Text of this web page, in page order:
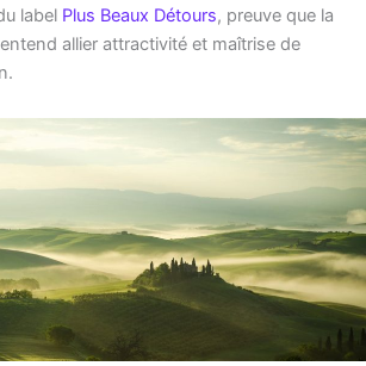
label Plus Beaux Détours, preuve que la
allier attractivité et maîtrise de